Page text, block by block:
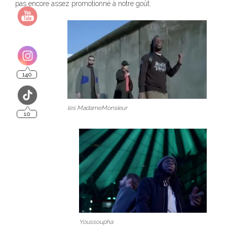
pas encore assez promotionné à notre goût.
les MadameMonsieur
Youssoupha